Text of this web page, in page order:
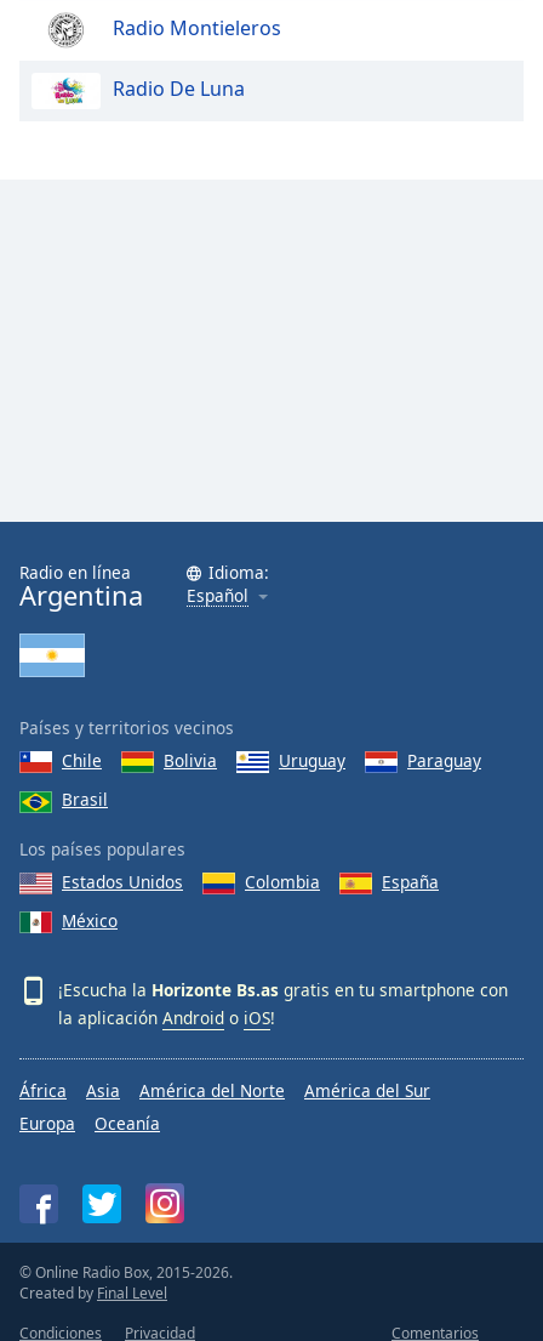
Radio Montieleros
Radio De Luna
Radio en línea
Argentina
Idioma:
Español
Países y territorios vecinos
Chile
Bolivia Uruguay
Paraguay
Brasil
Los países populares
Estados Unidos
Colombia
España
México
¡Escucha la Horizonte Bs.as gratis en tu smartphone con
la aplicación Android o iOS!
África Asia América del Norte
América del Sur
Europa
Oceanía
© Online Radio Box, 2015-2026.
Created by Final Level
Condiciones
Privacidad Comentarios